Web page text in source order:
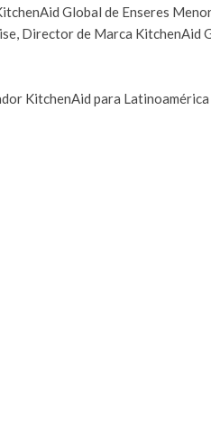
Global de Enseres
Director de Marca KitchenAid
KitchenAid para